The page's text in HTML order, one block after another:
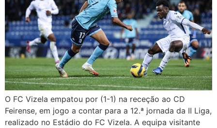
O FC Vizela empatou por (1-1) na receção ao CD
Feirense, em jogo a contar para a 12.ª jornada da II Liga,
realizado no Estádio do FC Vizela. A equipa visitante